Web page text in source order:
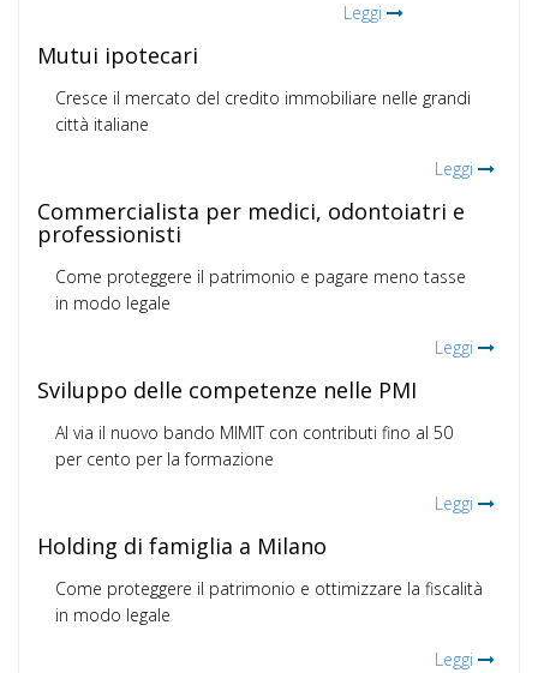
Leggi
Mutui ipotecari
Cresce il mercato del credito immobiliare nelle grandi
città italiane
Leggi
Commercialista per medici, odontoiatri e
professionisti
Come proteggere il patrimonio e pagare meno tasse
in modo legale
Leggi
Sviluppo delle competenze nelle PMI
Al via il nuovo bando MIMIT con contributi fino al 50
per cento per la formazione
Leggi
Holding di famiglia a Milano
Come proteggere il patrimonio e ottimizzare la fiscalità
in modo legale
Leggi